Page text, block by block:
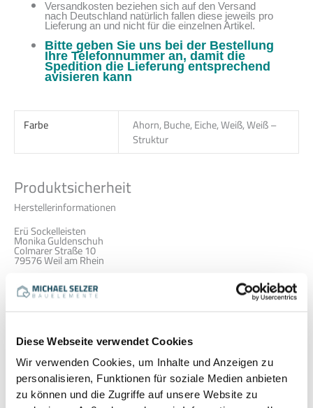
Diese Webseite verwendet Cookies
Wir verwenden Cookies, um Inhalte und Anzeigen zu
personalisieren, Funktionen für soziale Medien anbieten
zu können und die Zugriffe auf unsere Website zu
Versandkosten beziehen sich auf den Versand
nach Deutschland natürlich fallen diese jeweils pro
Lieferung an und nicht für die einzelnen Artikel.
Bitte geben Sie uns bei der Bestellung
Ihre Telefonnummer an, damit die
Spedition die Lieferung entsprechend
avisieren kann
Farbe Ahorn, Buche, Eiche, Weiß, Weiß –
Struktur
Produktsicherheit
Herstellerinformationen
Erü Sockelleisten
Monika Guldenschuh
Colmarer Straße 10
79576 Weil am Rhein
m.guldenschuh@erue.de
https://www.erue.de
Es gibt noch keine Rezensionen.
Nur angemeldete Kunden, die dieses Produkt gekauft haben,
dürfen eine Rezension abgeben.